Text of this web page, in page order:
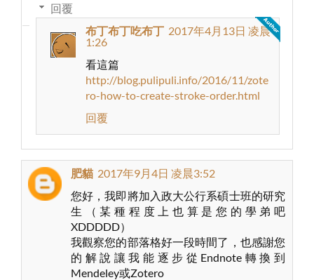
回覆
布丁布丁吃布丁 2017年4月13日 凌晨
1:26
看這篇
http://blog.pulipuli.info/2016/11/zote
ro-how-to-create-stroke-order.html
回覆
肥貓 2017年9月4日 凌晨3:52
您好，我即將加入政大公行系碩士班的研究
生（某種程度上也算是您的學弟吧
XDDDDD）
我觀察您的部落格好一段時間了，也感謝您
的解說讓我能逐步從Endnote轉換到
Mendeley或Zotero